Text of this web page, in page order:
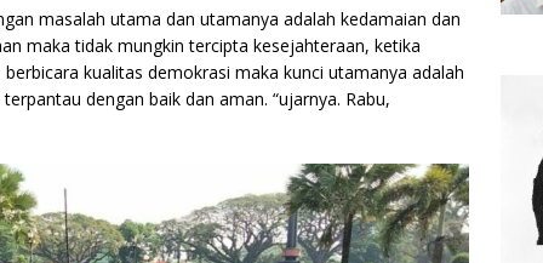
masalah utama dan utamanya adalah kedamaian dan
maka tidak mungkin tercipta kesejahteraan, ketika
kualitas demokrasi maka kunci utamanya adalah
dengan baik dan aman. “ujarnya. Rabu,